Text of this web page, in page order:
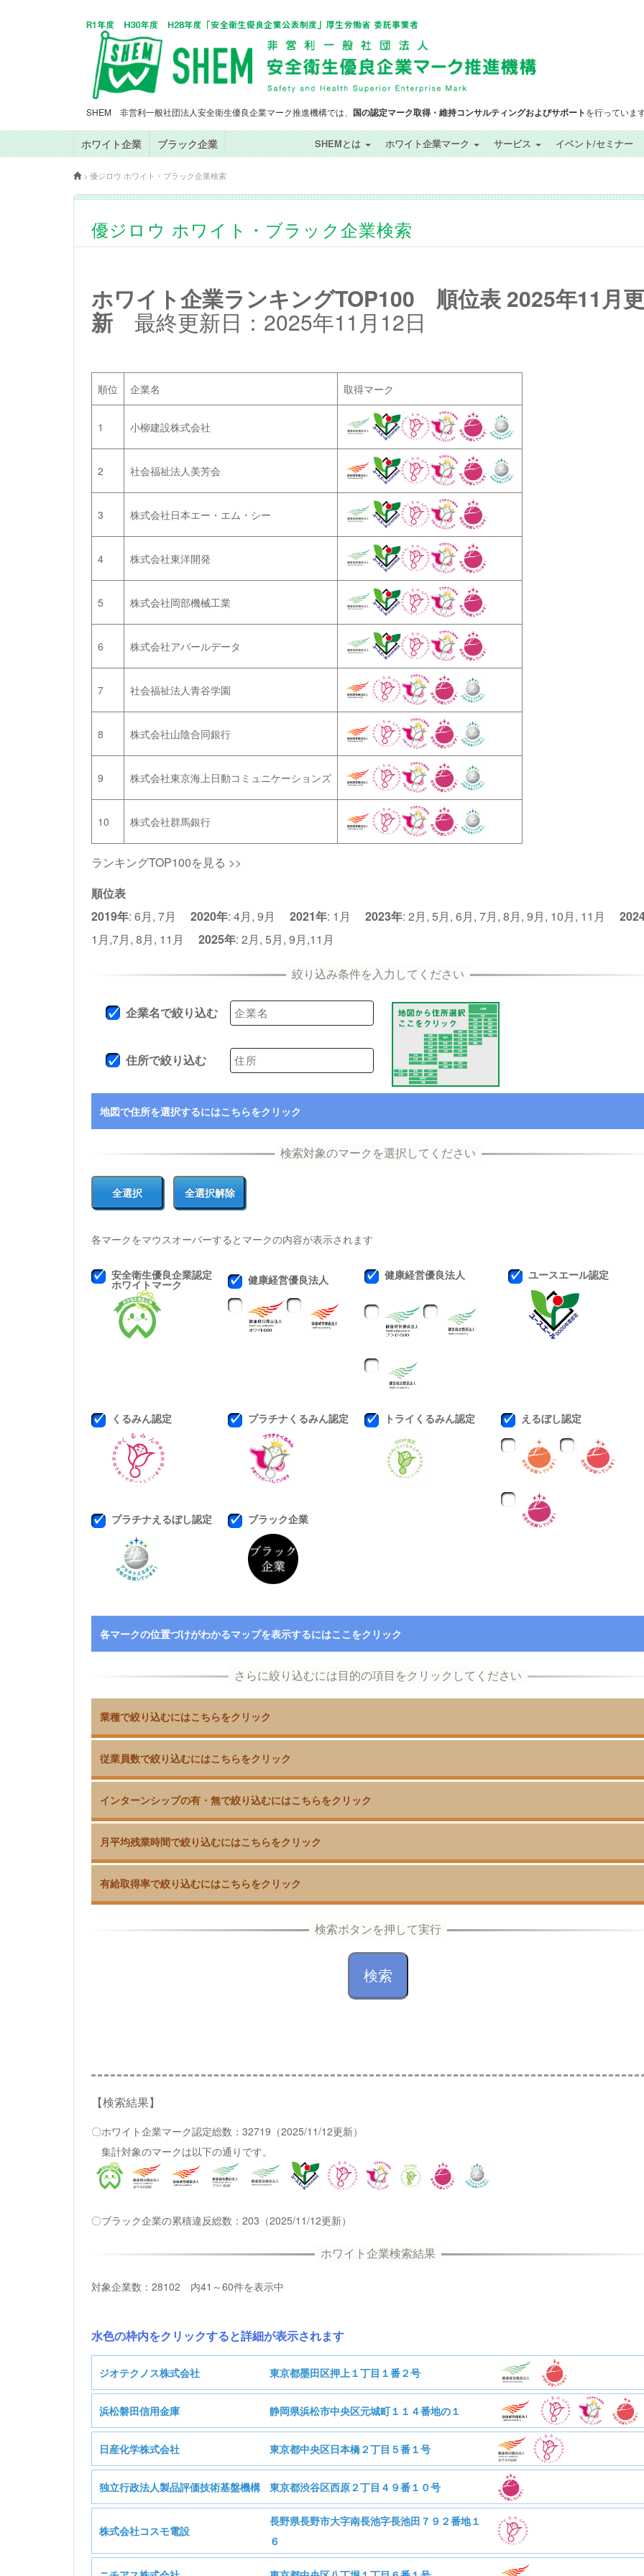
SHEM 非営利一般社団法人安全衛生優良企業マーク推進機構では、 国の認定マーク取得・維持コンサルティングおよびサポートを行っていま
ホワイト企業 ブラック企業 SHEMとは ホワイト企業マーク サービス イベント/セミナー
> 優ジロウ ホワイト・ブラック企業検索
優ジロウ ホワイト・ブラック企業検索
ホワイト企業ランキングTOP100 順位表 2025年11月更
新 最終更新日：2025年11月12日
順位 企業名 取得マーク
1 小柳建設株式会社
2 社会福祉法人美芳会
3 株式会社日本エー・エム・シー
4 株式会社東洋開発
5 株式会社岡部機械工業
6 株式会社アバールデータ
7 社会福祉法人青谷学園
8 株式会社山陰合同銀行
9 株式会社東京海上日動コミュニケーションズ
10 株式会社群馬銀行
ランキングTOP100を見る >>
順位表
2019年: 6月, 7月 2020年: 4月, 9月 2021年: 1月 2023年: 2月, 5月, 6月, 7月, 8月, 9月, 10月, 11月
1月,7月, 8月, 11月 2025年: 2月, 5月, 9月,11月
企業名で絞り込む
住所で絞り込む
地図で住所を選択するにはこちらをクリック
各マークをマウスオーバーするとマークの内容が表示されます
安全衛生優良企業認定
ホワイトマーク 健康経営優良法人 健康経営優良法人 ユースエール認定
くるみん認定 プラチナくるみん認定 トライくるみん認定 えるぼし認定
プラチナえるぼし認定 ブラック企業
各マークの位置づけがわかるマップを表示するにはここをクリック
業種で絞り込むにはこちらをクリック
従業員数で絞り込むにはこちらをクリック
インターンシップの有・無で絞り込むにはこちらをクリック
月平均残業時間で絞り込むにはこちらをクリック
有給取得率で絞り込むにはこちらをクリック
【検索結果】
〇ホワイト企業マーク認定総数：32719（2025/11/12更新）
集計対象のマークは以下の通りです。
〇ブラック企業の累積違反総数：203（2025/11/12更新）
対象企業数：28102 内41～60件を表示中
水色の枠内をクリックすると詳細が表示されます
ジオテクノス株式会社 東京都墨田区押上１丁目１番２号
ジオテクノス株式会社
基本情報
業種 D:建設業 従業員数 69人
浜松磐田信用金庫 静岡県浜松市中央区元城町１１４番地の１
浜松磐田信用金庫
日産化学株式会社 東京都中央区日本橋２丁目５番１号
日産化学株式会社
基本情報
独立行政法人製品評価技術基盤機構 東京都渋谷区西原２丁目４９番１０号
独立行政法人製品評価技術基盤機構
株式会社コスモ電設
長野県長野市大字南長池字長池田７９２番地１
６